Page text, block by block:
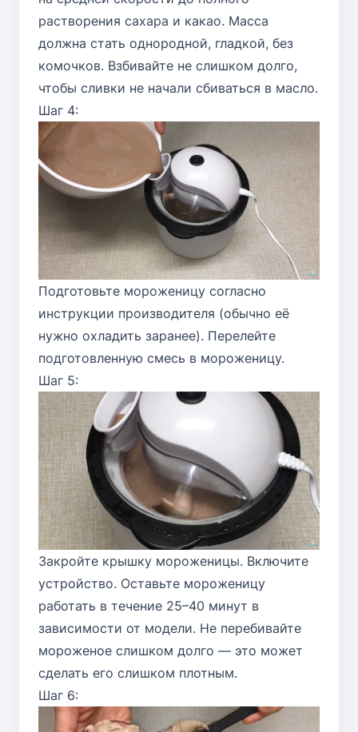
растворения сахара и какао. Масса
должна стать однородной, гладкой, без
комочков. Взбивайте не слишком долго,
чтобы сливки не начали сбиваться в масло.
Шаг 4:
Подготовьте мороженицу согласно
инструкции производителя (обычно её
нужно охладить заранее). Перелейте
подготовленную смесь в мороженицу.
Шаг 5:
Закройте крышку мороженицы. Включите
устройство. Оставьте мороженицу
работать в течение 25–40 минут в
зависимости от модели. Не перебивайте
мороженое слишком долго — это может
сделать его слишком плотным.
Шаг 6: